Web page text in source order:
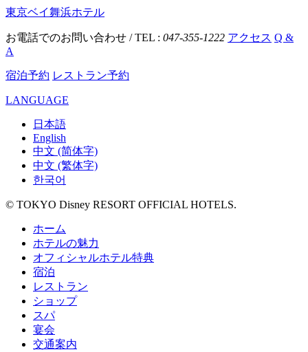
東京ベイ舞浜ホテル
お電話でのお問い合わせ / TEL : 047-355-1222 アクセス Q &
A
宿泊予約 レストラン予約
LANGUAGE
日本語
English
中文 (简体字)
中文 (繁体字)
한국어
© TOKYO Disney RESORT OFFICIAL HOTELS.
ホーム
ホテルの魅力
オフィシャルホテル特典
宿泊
レストラン
ショップ
スパ
宴会
交通案内